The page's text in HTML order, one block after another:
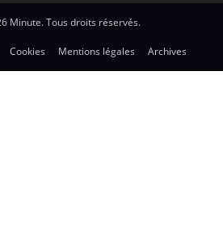
Minute. Tous droits réservés.
Cookies Mentions légales Archives